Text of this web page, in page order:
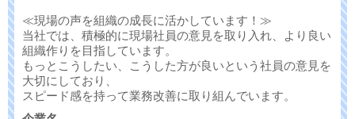
≪現場の声を組織の成長に活かしています！≫
当社では、積極的に現場社員の意見を取り入れ、より良い
組織作りを目指しています。
もっとこうしたい、こうした方が良いという社員の意見を
大切にしており、
スピード感を持って業務改善に取り組んでいます。